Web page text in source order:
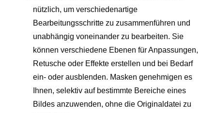
nützlich, um verschiedenartige
Bearbeitungsschritte zu zusammenführen und
unabhängig voneinander zu bearbeiten. Sie
können verschiedene Ebenen für Anpassungen,
Retusche oder Effekte erstellen und bei Bedarf
ein- oder ausblenden. Masken genehmigen es
Ihnen, selektiv auf bestimmte Bereiche eines
Bildes anzuwenden, ohne die Originaldatei zu